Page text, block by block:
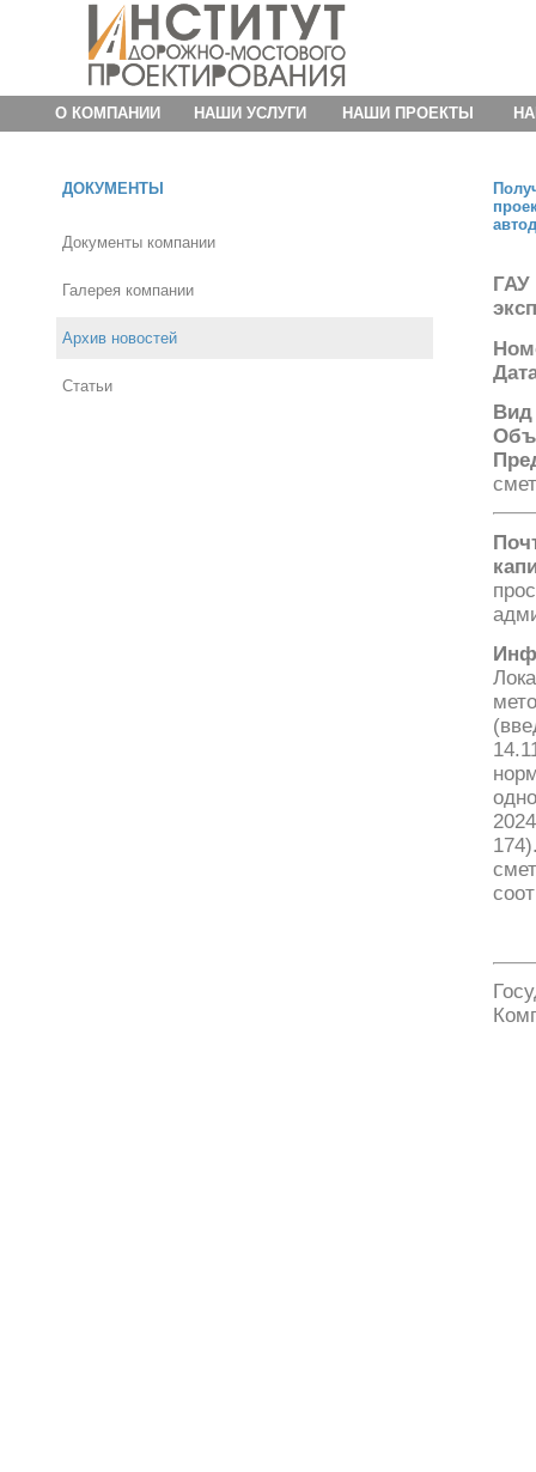
О КОМПАНИИ НАШИ УСЛУГИ НАШИ ПРОЕКТЫ
ДОКУМЕНТЫ
Документы компании
Галерея компании
Архив новостей
Статьи
Вид